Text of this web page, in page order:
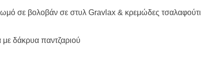
σε βολοβάν σε στυλ Gravlax & κρεμώδες τσαλαφούτι
δάκρυα παντζαριού